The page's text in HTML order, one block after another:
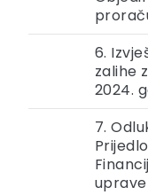
6.
zalihe
2024.
7.